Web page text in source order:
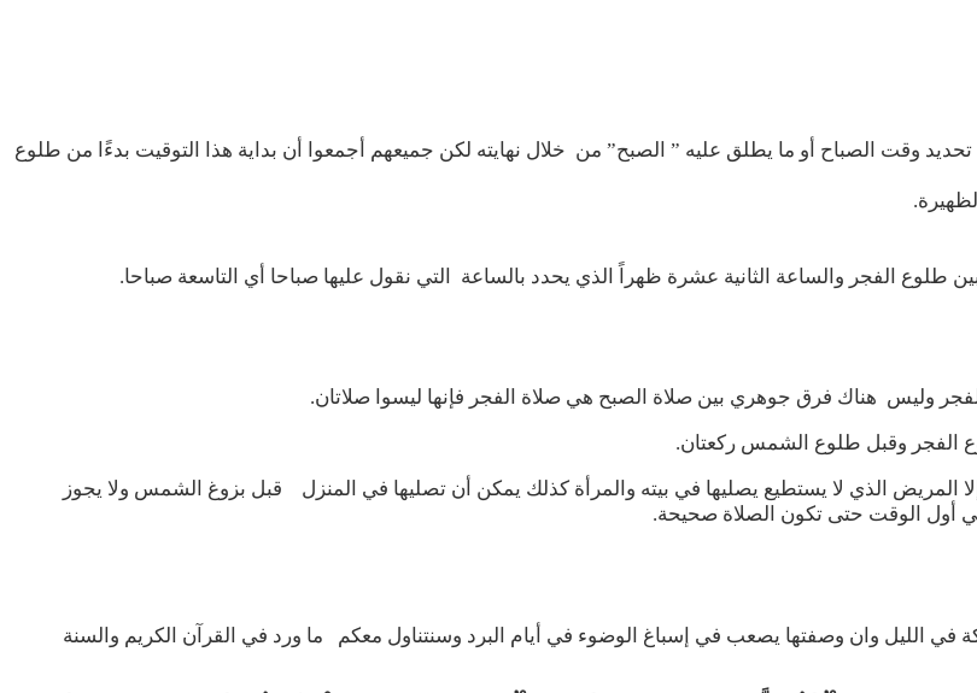
وقت الصباح أو ما يطلق عليه ” الصبح” من خلال نهايته لكن جميعهم أجمعوا أن بداية هذا التوقيت بدءًا من طلوع
الفجر والساعة الثانية عشرة ظهراً الذي يحدد بالساعة التي نقول عليها صباحا أي التاسعة صباحا.
وليس هناك فرق جوهري بين صلاة الصبح هي صلاة الفجر فإنها ليسوا صلاتان.
الفجر وقبل طلوع الشمس ركعتان.
المريض الذي لا يستطيع يصليها في بيته والمرأة كذلك يمكن أن تصليها في المنزل قبل بزوغ الشمس ولا يجوز
أول الوقت حتى تكون الصلاة صحيحة.
في الليل وان وصفتها يصعب في إسباغ الوضوء في أيام البرد وسنتناول معكم ما ورد في القرآن الكريم والسنة